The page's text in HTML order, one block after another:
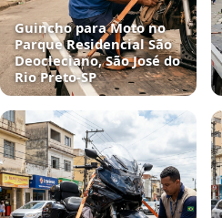
Guincho para Moto no
Parque Residencial São
Deocleciano, São José do
Rio Preto‑SP